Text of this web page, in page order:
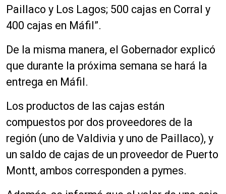
Paillaco y Los Lagos; 500 cajas en Corral y
400 cajas en Máfil”.
De la misma manera, el Gobernador explicó
que durante la próxima semana se hará la
entrega en Máfil.
Los productos de las cajas están
compuestos por dos proveedores de la
región (uno de Valdivia y uno de Paillaco), y
un saldo de cajas de un proveedor de Puerto
Montt, ambos corresponden a pymes.